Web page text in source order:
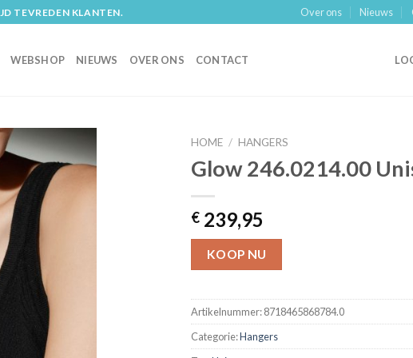
TEVREDEN KLANTEN. Over ons Nieuws
WEBSHOP NIEUWS OVER ONS CONTACT
HOME / HANGERS
Glow 246.0214.00
€ 239,95
KOOP NU
Artikelnummer:8718465868784.0
Categorie:Hangers